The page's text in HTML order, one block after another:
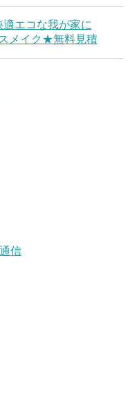
適エコな我が家に
メイク★無料見積
信